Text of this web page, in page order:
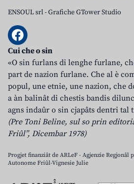
ENSOUL srl-Grafiche GTower Studio
Cui che o sin
«O sin furlans di lenghe furlane,
part de nazion furlane. Che al è
popul, une etnie, une nazion, che
a àn balinât di chestis bandis
agns indaûr o sin cjapâts dentri tal
(Pre Toni Beline, sul so prin
Friûl”, Dicembar 1978)
Progjet finanziât de ARLeF - Agjenzie Regjonâl
Autonome Friûl-Vignesie Julie